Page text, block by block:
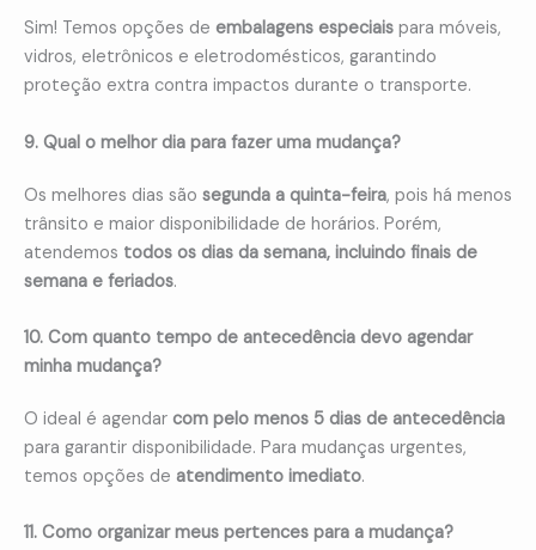
Sim! Temos opções de embalagens especiais para móveis,
vidros, eletrônicos e eletrodomésticos, garantindo
proteção extra contra impactos durante o transporte.
9. Qual o melhor dia para fazer uma mudança?
Os melhores dias são segunda a quinta-feira, pois há menos
trânsito e maior disponibilidade de horários. Porém,
atendemos todos os dias da semana, incluindo finais de
semana e feriados.
10. Com quanto tempo de antecedência devo agendar
minha mudança?
O ideal é agendar com pelo menos 5 dias de antecedência
para garantir disponibilidade. Para mudanças urgentes,
temos opções de atendimento imediato.
11. Como organizar meus pertences para a mudança?